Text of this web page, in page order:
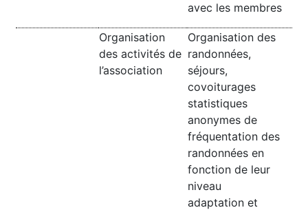
avec les membres
Organisation
des activités de
l’association
Organisation des
randonnées,
séjours,
covoiturages
statistiques
anonymes de
fréquentation des
randonnées en
fonction de leur
niveau
adaptation et